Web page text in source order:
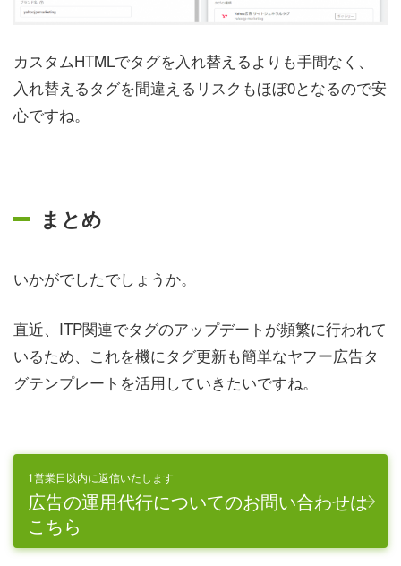
カスタムHTMLでタグを入れ替えるよりも手間なく、
入れ替えるタグを間違えるリスクもほぼ0となるので安
心ですね。
まとめ
いかがでしたでしょうか。
直近、ITP関連でタグのアップデートが頻繁に行われて
いるため、これを機にタグ更新も簡単なヤフー広告タ
グテンプレートを活用していきたいですね。
1営業日以内に返信いたします
広告の運用代行についてのお問い合わせは
こちら